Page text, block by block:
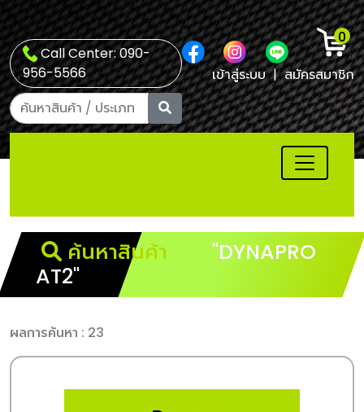
Call Center: 090-
956-5566
0
เข้าสู่ระบบ | สมัครสมาชิก
ค้นหาสินค้า
"DYNAPRO
AT2"
ผลการค้นหา : 23